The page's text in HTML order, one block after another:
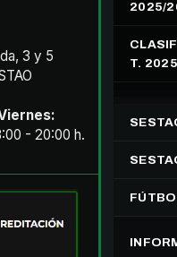
2025/
T.
3 y 5
- 20:00 h.